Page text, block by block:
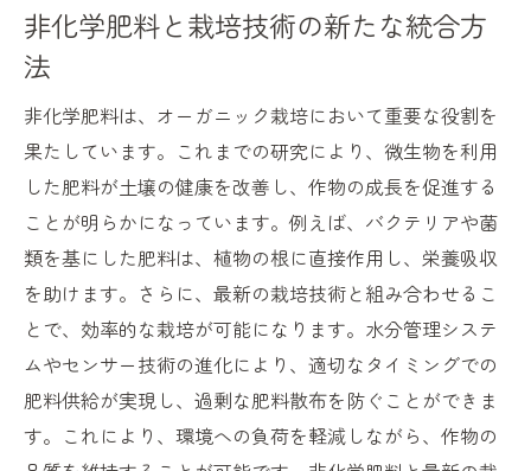
非化学肥料と栽培技術の新たな統合方
法
非化学肥料は、オーガニック栽培において重要な役割を
果たしています。これまでの研究により、微生物を利用
した肥料が土壌の健康を改善し、作物の成長を促進する
ことが明らかになっています。例えば、バクテリアや菌
類を基にした肥料は、植物の根に直接作用し、栄養吸収
を助けます。さらに、最新の栽培技術と組み合わせるこ
とで、効率的な栽培が可能になります。水分管理システ
ムやセンサー技術の進化により、適切なタイミングでの
肥料供給が実現し、過剰な肥料散布を防ぐことができま
す。これにより、環境への負荷を軽減しながら、作物の